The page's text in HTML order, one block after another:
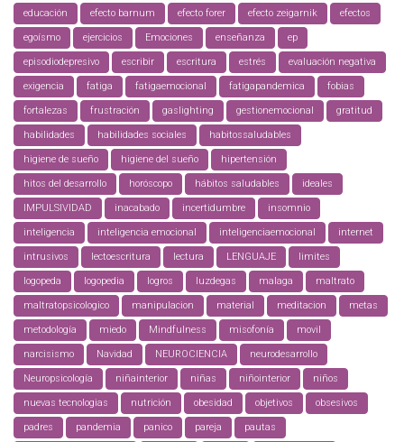
educación efecto barnum efecto forer efecto zeigarnik efectos
egoísmo ejercicios Emociones enseñanza ep
episodiodepresivo escribir escritura estrés evaluación negativa
exigencia fatiga fatigaemocional fatigapandemica fobias
fortalezas frustración gaslighting gestionemocional gratitud
habilidades habilidades sociales habitossaludables
higiene de sueño higiene del sueño hipertensión
hitos del desarrollo horóscopo hábitos saludables ideales
IMPULSIVIDAD inacabado incertidumbre insomnio
inteligencia inteligencia emocional inteligenciaemocional internet
intrusivos lectoescritura lectura LENGUAJE limites
logopeda logopedia logros luzdegas malaga maltrato
maltratopsicologico manipulacion material meditacion metas
metodología miedo Mindfulness misofonía movil
narcisismo Navidad NEUROCIENCIA neurodesarrollo
Neuropsicología niñainterior niñas niñointerior niños
nuevas tecnologias nutrición obesidad objetivos obsesivos
padres pandemia panico pareja pautas